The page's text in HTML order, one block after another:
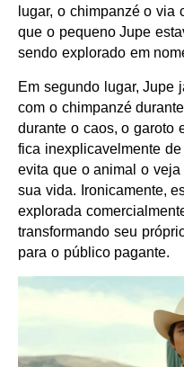
lugar, o chimpanzé o via
que o pequeno Jupe
sendo explorado em
Em segundo lugar, Jupe
com o chimpanzé
durante o caos, o garoto
fica inexplicavelmente
evita que o animal o
sua vida. Ironicamente,
explorada
transformando seu
para o público pagante.